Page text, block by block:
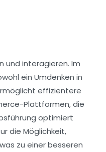
und interagieren. Im
ein Umdenken in
effizientere
Plattformen, die
optimiert
die Möglichkeit,
zu einer besseren